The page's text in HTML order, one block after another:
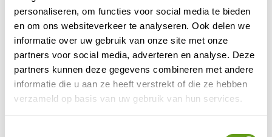
personaliseren, om functies voor social media te bieden
en om ons websiteverkeer te analyseren. Ook delen we
informatie over uw gebruik van onze site met onze
partners voor social media, adverteren en analyse. Deze
partners kunnen deze gegevens combineren met andere
informatie die u aan ze heeft verstrekt of die ze hebben
verzameld op basis van uw gebruik van hun services.
bezaten op dit Antilliaanse eiland. Tegenwoordig
kun je...
BEKIJK
Viñales in Cuba
mooiste natuurgebied van het land: de groene